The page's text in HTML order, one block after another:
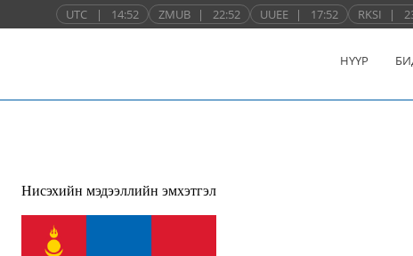
UTC | 14:52 ZMUB | 22:52 UUEE | 17:52 RKSI |
НҮҮР